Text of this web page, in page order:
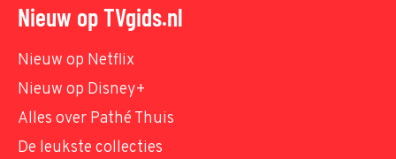
Nieuw op TVgids.nl
Nieuw op Netflix
Nieuw op Disney+
Alles over Pathé Thuis
De leukste collecties